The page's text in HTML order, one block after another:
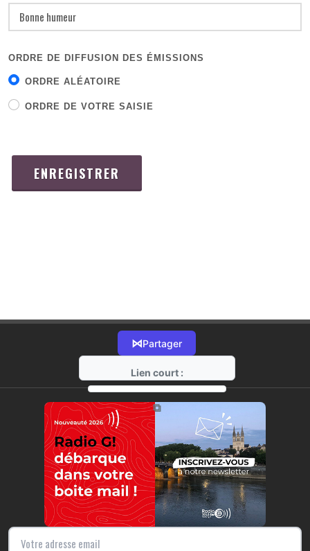
ORDRE DE DIFFUSION DES ÉMISSIONS
ORDRE ALÉATOIRE
ORDRE DE VOTRE SAISIE
ENREGISTRER
⋈Partager
Lien court :
https://radio-g.fr?r326
⧉